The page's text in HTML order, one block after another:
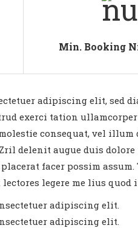
Min. Booking
adipiscing elit, sed
exerci tation
consequat, vel
delenit augue duis
facer possim
legere me lius
adipiscing elit.
adipiscing elit.